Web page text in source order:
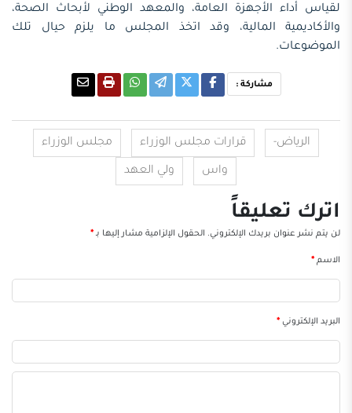
لقياس أداء الأجهزة العامة، والمعهد الوطني لأبحاث الصحة،
والأكاديمية المالية، وقد اتخذ المجلس ما يلزم حيال تلك
الموضوعات.
مشاركة :
الرياض- قرارات مجلس الوزراء مجلس الوزراء
واس ولي العهد
اترك تعليقاً
لن يتم نشر عنوان بريدك الإلكتروني. الحقول الإلزامية مشار إليها بـ*
الاسم*
البريد الإلكتروني*